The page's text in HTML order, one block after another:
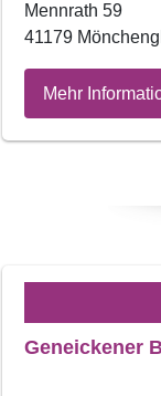
Mennrath 59
41179
Mehr
Geneickener